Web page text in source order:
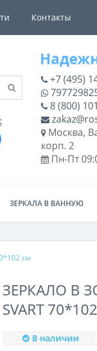
Контакты
+7 (495)
8 (800)
Москва,
корп. 2
Пн-Пт
ЗЕРКАЛА В ВАННУЮ
см
ЗЕРКАЛО В
SVART
В наличии